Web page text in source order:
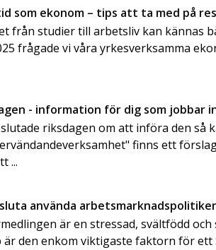
som ekonom – tips att ta med på
från studier till arbetsliv kan kännas
frågade vi våra yrkesverksamma
- information för dig som jobbar
riksdagen om att införa den så
finns ett
...
använda
är en stressad, svältfödd
är den enkom viktigaste faktorn för ett